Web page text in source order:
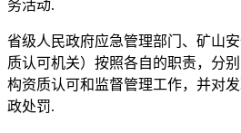
务活动.
省级人民政府应急管理部门、矿山
质认可机关）按照各自的职责，分
构资质认可和监督管理工作，并对
政处罚.